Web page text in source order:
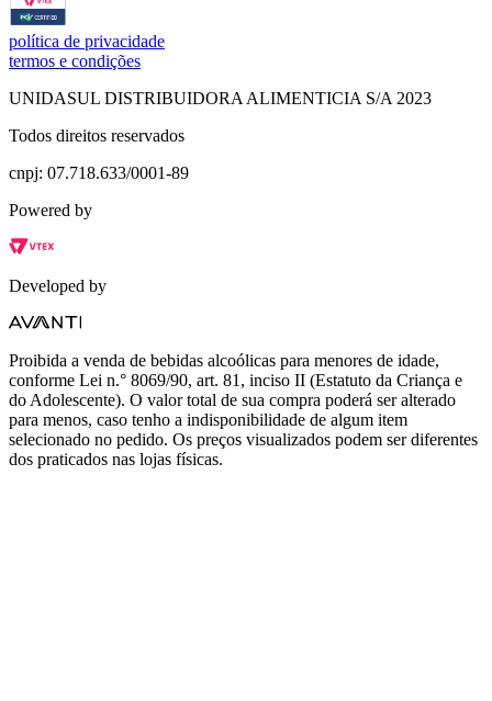
política de privacidade
termos e condições
UNIDASUL DISTRIBUIDORA ALIMENTICIA S/A 2023
Todos direitos reservados
cnpj: 07.718.633/0001-89
Powered by
Developed by
Proibida a venda de bebidas alcoólicas para menores de idade,
conforme Lei n.° 8069/90, art. 81, inciso II (Estatuto da Criança e
do Adolescente). O valor total de sua compra poderá ser alterado
para menos, caso tenho a indisponibilidade de algum item
selecionado no pedido. Os preços visualizados podem ser diferentes
dos praticados nas lojas físicas.